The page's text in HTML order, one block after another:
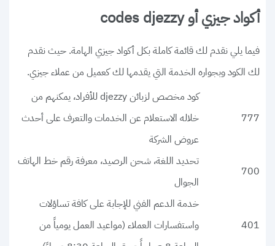
أكواد جيزي أو codes djezzy
فيما يلي نقدم لك قائمة كاملة بكل أكواد جيزي الهامة. حيث نقدم
لك الكود وبجواره الخدمة التي يقدمها لك كعميل من عملاء جيزي.
777
كود مخصص لزبائن djezzy للأفراد، يمكنهم من
خلاله الاستعلام عن الخدمات والتعرف على أحدث
عروض الشركة
700
تحديد اللغة، شحن الرصيد، معرفة رقم خط الهاتف
الجوال
401
خدمة الدعم الفني للإجابة على كافة تساؤلات
واستفسارات العملاء (مواعيد العمل يومياً من